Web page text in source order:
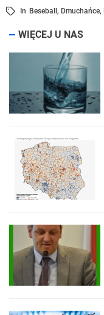
In Beseball , Dmuchańce,
WIĘCEJ U NAS